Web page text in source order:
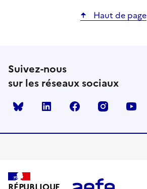
Haut de page
Suivez-nous
sur les réseaux sociaux
Bluesky linkedin facebook instagram